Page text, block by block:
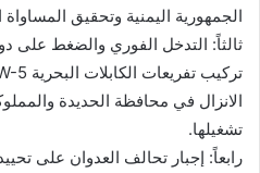
الجمهورية اليمنية وتحقيق
ثالثاً: التدخل الفوري والضغط على
الانزال في محافظة الحديدة
تشغيلها.
رابعاً: إجبار تحالف العدوان على